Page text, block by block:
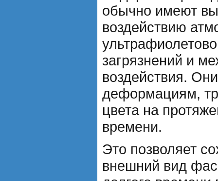
обычно имеют
воздействию
загрязнений и
воздействия.
деформациям,
цвета на
времени.
Это позволяет
внешний вид